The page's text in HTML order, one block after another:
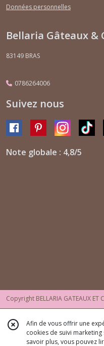
Données personnelles
Bellaria Gâteaux &
83149 BRAS
0786264006
Suivez nous
Note globale : 4,8/5
Copyright BELLARIA GATEAUX
Afin de vous offrir une
cookies de suivi marketing
savoir plus, vous pouvez